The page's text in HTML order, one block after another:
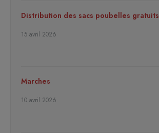
Distribution des sacs poubelles gratuits
15 avril 2026
Marches
10 avril 2026